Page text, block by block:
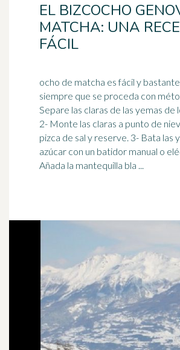
EL BIZCOCHO
MATCHA: UNA
FÁCIL
ocho de matcha es fácil y
siempre que se proceda con
Separe las claras de las yemas de
2- Monte las claras a punto de
pizca de sal y reserve. 3- Bata las yemas con el
azúcar con un batidor manual o
Añada la mantequilla bla ...